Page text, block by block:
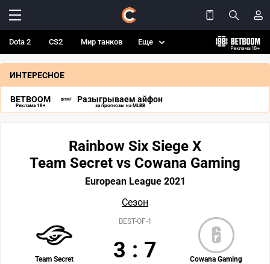
Dota 2 CS2 Мир танков Еще
ИНТЕРЕСНОЕ
BETBOOM
Реклама 18+
Разыгрываем айфон
за прогнозы на MLBB
Rainbow Six Siege X
Team Secret vs Cowana Gaming
European League 2021
Сезон
Team Secret Cowana Gaming
BEST-OF-1
3 : 7